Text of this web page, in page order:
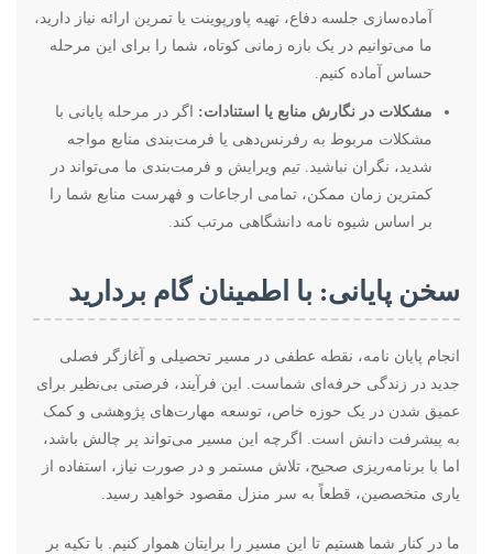
آماده‌سازی جلسه دفاع، تهیه پاورپوینت یا تمرین ارائه نیاز دارید،
ما می‌توانیم در یک بازه زمانی کوتاه، شما را برای این مرحله
حساس آماده کنیم.
مشکلات در نگارش منابع یا استنادات: اگر در مرحله پایانی با
مشکلات مربوط به رفرنس‌دهی یا فرمت‌بندی منابع مواجه
شدید، نگران نباشید. تیم ویرایش و فرمت‌بندی ما می‌تواند در
کمترین زمان ممکن، تمامی ارجاعات و فهرست منابع شما را
بر اساس شیوه نامه دانشگاهی مرتب کند.
سخن پایانی: با اطمینان گام بردارید
انجام پایان نامه، نقطه عطفی در مسیر تحصیلی و آغازگر فصلی
جدید در زندگی حرفه‌ای شماست. این فرآیند، فرصتی بی‌نظیر برای
عمیق شدن در یک حوزه خاص، توسعه مهارت‌های پژوهشی و کمک
به پیشرفت دانش است. اگرچه این مسیر می‌تواند پر چالش باشد،
اما با برنامه‌ریزی صحیح، تلاش مستمر و در صورت نیاز، استفاده از
یاری متخصصین، قطعاً به سر منزل مقصود خواهید رسید.
ما در کنار شما هستیم تا این مسیر را برایتان هموار کنیم. با تکیه بر